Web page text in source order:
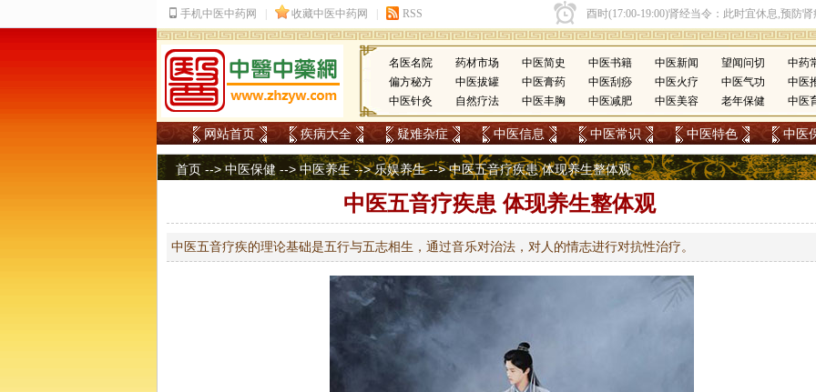
名医名院 药材市场 中医简史 中医书籍 中医新闻 望闻问切
中药
偏方秘方
中医拔罐 中医膏药 中医刮痧 中医火疗 中医气功
中医
中医针灸
自然疗法 中医丰胸 中医减肥 中医美容 老年保健 中医
网站首页 疾病大全 疑难杂症 中医信息 中医常识 中医特色 中医
首页 -->中医保健 -->中医养生-->乐娱养生--> 中医五音疗疾患 体现养生整体观
中医五音疗疾患 体现养生整体观
中医五音疗疾的理论基础是五行与五志相生，通过音乐对治法，对人的情志进行对抗性治疗。